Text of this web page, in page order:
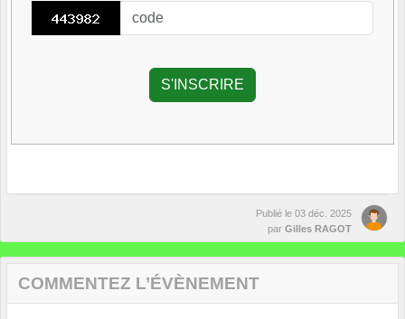
Publié le 03 déc. 2025
par Gilles RAGOT
COMMENTEZ L’ÉVÈNEMENT